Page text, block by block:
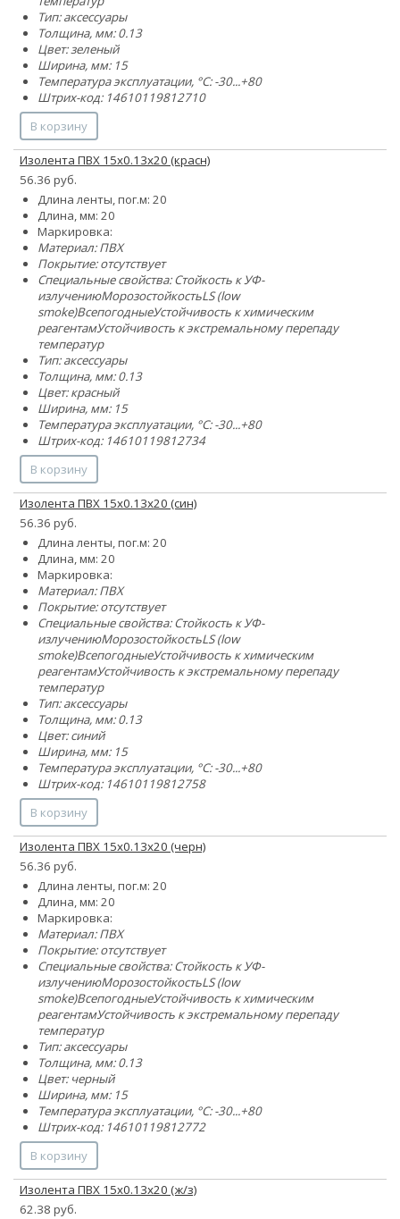
Тип: аксессуары
Толщина, мм: 0.13
Цвет: зеленый
Ширина, мм: 15
Температура эксплуатации, °C: -30...+80
Штрих-код: 14610119812710
В корзину
Изолента ПВХ 15x0.13х20 (красн)
56.36 руб.
Длина ленты, пог.м: 20
Длина, мм: 20
Маркировка:
Материал: ПВХ
Покрытие: отсутствует
Специальные свойства:Стойкость к УФ-
излучениюМорозостойкостьLS (low
smoke)ВсепогодныеУстойчивость к химическим
реагентамУстойчивость к экстремальному перепаду
температур
Тип: аксессуары
Толщина, мм: 0.13
Цвет: красный
Ширина, мм: 15
Температура эксплуатации, °C: -30...+80
Штрих-код: 14610119812734
В корзину
Изолента ПВХ 15x0.13х20 (син)
56.36 руб.
Длина ленты, пог.м: 20
Длина, мм: 20
Маркировка:
Материал: ПВХ
Покрытие: отсутствует
Специальные свойства:Стойкость к УФ-
излучениюМорозостойкостьLS (low
smoke)ВсепогодныеУстойчивость к химическим
реагентамУстойчивость к экстремальному перепаду
температур
Тип: аксессуары
Толщина, мм: 0.13
Цвет: синий
Ширина, мм: 15
Температура эксплуатации, °C: -30...+80
Штрих-код: 14610119812758
В корзину
Изолента ПВХ 15x0.13х20 (черн)
56.36 руб.
Длина ленты, пог.м: 20
Длина, мм: 20
Маркировка:
Материал: ПВХ
Покрытие: отсутствует
Специальные свойства:Стойкость к УФ-
излучениюМорозостойкостьLS (low
smoke)ВсепогодныеУстойчивость к химическим
реагентамУстойчивость к экстремальному перепаду
температур
Тип: аксессуары
Толщина, мм: 0.13
Цвет: черный
Ширина, мм: 15
Температура эксплуатации, °C: -30...+80
Штрих-код: 14610119812772
В корзину
Изолента ПВХ 15x0.13х20 (ж/з)
62.38 руб.